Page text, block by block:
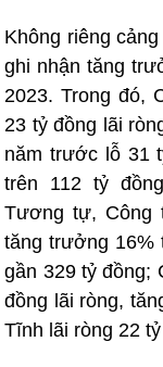
Không riêng
ghi nhận tăng
2023. Trong đó,
23 tỷ đồng lãi
năm trước lỗ 31
trên 112 tỷ
Tương tự, Công
tăng trưởng 16%
gần 329 tỷ đồng;
đồng lãi ròng,
Tĩnh lãi ròng 22